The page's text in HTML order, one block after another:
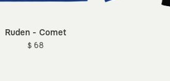
Ruden - Comet
$ 68